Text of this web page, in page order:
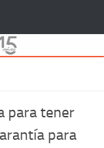
para tener
para